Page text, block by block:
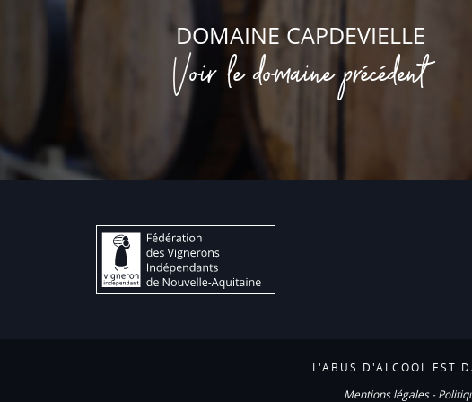
DOMAINE CAPDEVIELLE
Voir le domaine précédent
L'ABUS D'ALCOOL EST
Mentions légales-